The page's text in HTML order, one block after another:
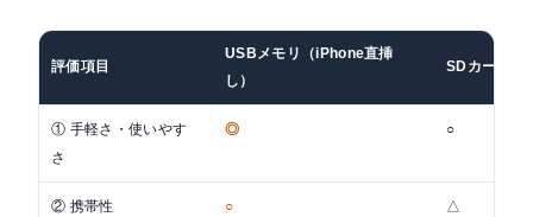
評価項目
USBメモリ（iPhone直挿
し）
SDカード+
① 手軽さ・使いやす
さ
◎ ○
② 携帯性 ○ △